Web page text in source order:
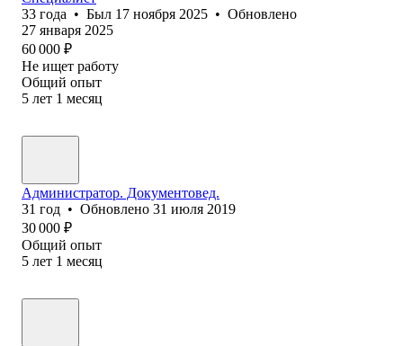
33 года • Был 17 ноября 2025 • Обновлено
27 января 2025
60 000 ₽
Не ищет работу
Общий опыт
5 лет 1 месяц
Администратор. Документовед.
31 год • Обновлено 31 июля 2019
30 000 ₽
Общий опыт
5 лет 1 месяц